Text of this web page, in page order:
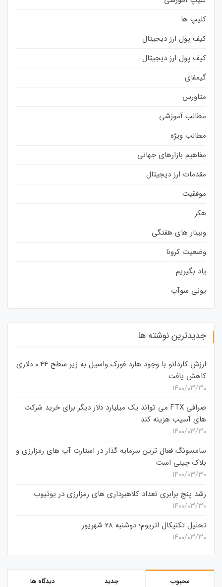
کلیپ ها
کیف پول ارز دیجیتال
کیف پول ارز دیجیتال
گیمفای
متاورس
مطالب آموزشی
مطالب ویژه
مفاهیم بازارهای جهانی
مقدمات ارز دیجیتال
موفقیت
هکر
وبینار های هفتگی
وضعیت کرونا
یاد بگیریم
یونی سوآپ
جدیدترین نوشته ها
ارزش کاردانو با وجود هارد فورک واسیل به زیر سطح 0.44 دلاری
کاهش یافت
۱۴۰۰/۰۳/۳۰
صرافی FTX می تواند یک میلیارد دلار دیگر برای خرید شرکت
های آسیب هزینه کند
۱۴۰۰/۰۳/۳۰
سامسونگ فعال‌ ترین سرمایه‌ گذار در استارت‌ آپ‌ های رمزارزی و
بلاک چینی است
۱۴۰۰/۰۳/۳۰
رشد پنج برابری تعداد کلاهبرداری های رمزارزی در یوتیوب
۱۴۰۰/۰۳/۳۰
تحلیل تکنیکال اتریوم؛ دوشنبه 28 شهریور
۱۴۰۰/۰۳/۳۰
محبوب جدید دیدگاه ها